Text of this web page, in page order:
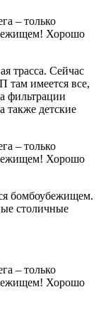
трасса. Сейчас
там имеется все,
фильтрации
также детские
бомбоубежищем.
столичные